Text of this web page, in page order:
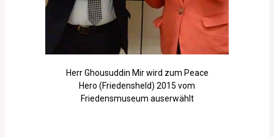
Herr Ghousuddin Mir wird zum Peace
Hero (Friedensheld) 2015 vom
Friedensmuseum auserwählt